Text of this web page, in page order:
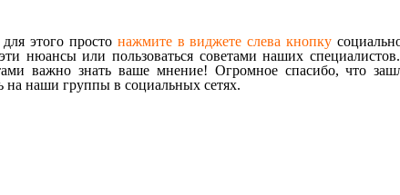
этого просто нажмите в виджете слева кнопку
нюансы или пользоваться советами наших
важно знать ваше мнение! Огромное спасибо, что
на наши группы в социальных сетях.